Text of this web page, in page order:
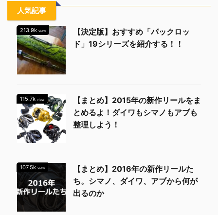
人気記事
213.9k view
【決定版】おすすめ「パックロッ
ド」19シリーズを紹介する！！
115.7k view
【まとめ】2015年の新作リールをま
とめるよ！ダイワもシマノもアブも
整理しよう！
107.5k view
【まとめ】2016年の新作リールた
ち。シマノ、ダイワ、アブから何が
出るのか